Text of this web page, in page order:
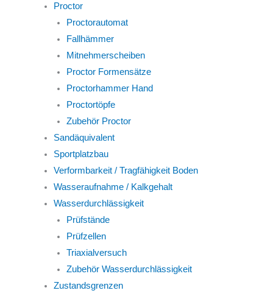
Proctor
Proctorautomat
Fallhämmer
Mitnehmerscheiben
Proctor Formensätze
Proctorhammer Hand
Proctortöpfe
Zubehör Proctor
Sandäquivalent
Sportplatzbau
Verformbarkeit / Tragfähigkeit Boden
Wasseraufnahme / Kalkgehalt
Wasserdurchlässigkeit
Prüfstände
Prüfzellen
Triaxialversuch
Zubehör Wasserdurchlässigkeit
Zustandsgrenzen